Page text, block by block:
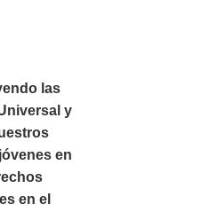
las
y
en
en el